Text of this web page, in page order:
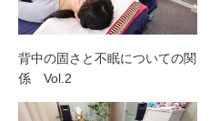
背中の固さと不眠についての関
係 Vol.2